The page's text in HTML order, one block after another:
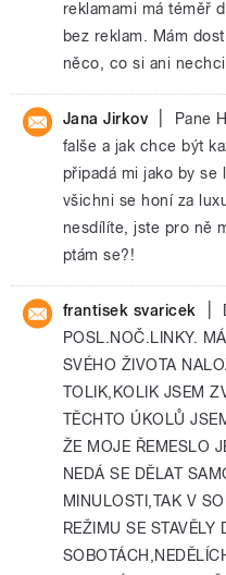
reklamami má téměř
bez reklam. Mám
něco, co si ani nechci
Jana Jirkov
Pane
falše a jak chce být
připadá mi jako by se
všichni se honí za
nesdílíte, jste pro ně
ptám se?!
frantisek svaricek
POSL.NOČ.LINKY.
SVÉHO ŽIVOTA
TOLIK,KOLIK JSEM
TĚCHTO ÚKOLŮ
ŽE MOJE ŘEMESLO
NEDÁ SE DĚLAT
MINULOSTI,TAK V
REŽIMU SE STAVĚLY